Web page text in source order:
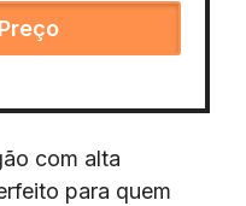
com alta
para quem